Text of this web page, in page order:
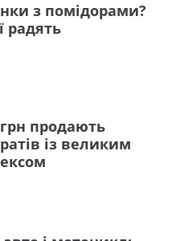
з помідорами?
радять
продають
із великим